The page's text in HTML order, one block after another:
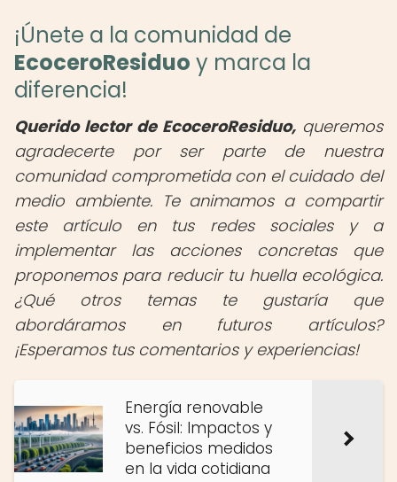
¡Únete a la comunidad de
EcoceroResiduo y marca la
diferencia!
Querido lector de EcoceroResiduo, queremos
agradecerte por ser parte de nuestra
comunidad comprometida con el cuidado del
medio ambiente. Te animamos a compartir
este artículo en tus redes sociales y a
implementar las acciones concretas que
proponemos para reducir tu huella ecológica.
¿Qué otros temas te gustaría que
abordáramos en futuros artículos?
¡Esperamos tus comentarios y experiencias!
Energía renovable
vs. Fósil: Impactos y
beneficios medidos
en la vida cotidiana